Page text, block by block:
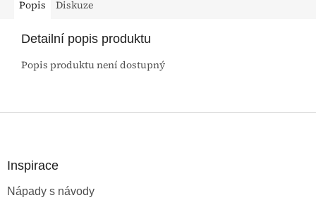
Popis Diskuze
Detailní popis produktu
Popis produktu není dostupný
Inspirace
Nápady s návody